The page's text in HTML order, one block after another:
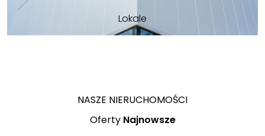
Lokale
NASZE NIERUCHOMOŚCI
Oferty Najnowsze